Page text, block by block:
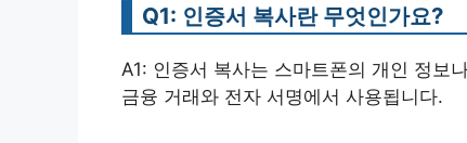
Q1: 인증서 복사란 무엇인가요?
A1: 인증서 복사는 스마트폰의 개인 정보
금융 거래와 전자 서명에서 사용됩니다.